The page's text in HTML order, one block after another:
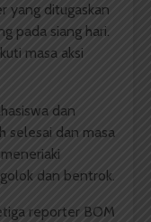
yang ditugaskan
pada siang hari.
masa aksi
dan
selesai dan masa
dan bentrok.
reporter BOM